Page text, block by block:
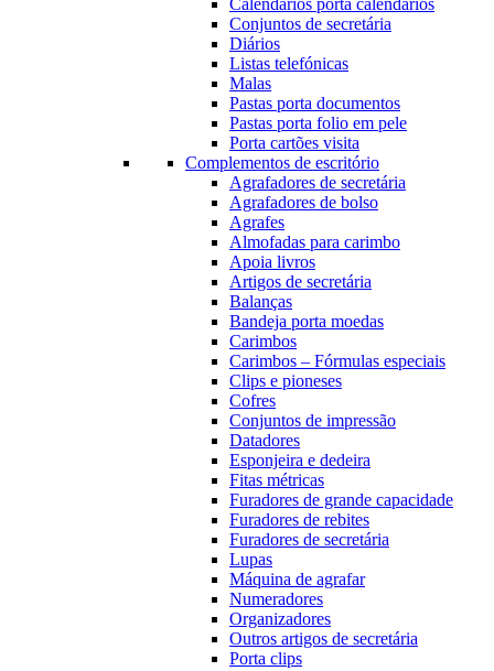
Calendários porta calendários
Conjuntos de secretária
Diários
Listas telefónicas
Malas
Pastas porta documentos
Pastas porta folio em pele
Porta cartões visita
Complementos de escritório
Agrafadores de secretária
Agrafadores de bolso
Agrafes
Almofadas para carimbo
Apoia livros
Artigos de secretária
Balanças
Bandeja porta moedas
Carimbos
Carimbos – Fórmulas especiais
Clips e pioneses
Cofres
Conjuntos de impressão
Datadores
Esponjeira e dedeira
Fitas métricas
Furadores de grande capacidade
Furadores de rebites
Furadores de secretária
Lupas
Máquina de agrafar
Numeradores
Organizadores
Outros artigos de secretária
Porta clips